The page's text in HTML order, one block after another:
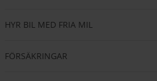
HYR BIL MED FRIA MIL
FÖRSÄKRINGAR